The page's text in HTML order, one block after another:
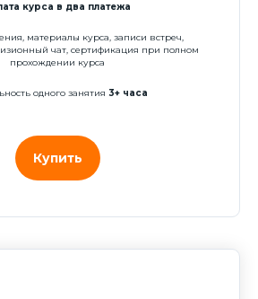
курса в два платежа
материалы курса, записи встреч,
чат, сертификация при полном
прохождении курса
одного занятия 3+ часа
Купить